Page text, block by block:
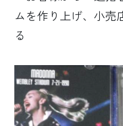
ムを作り上げ、小売
る